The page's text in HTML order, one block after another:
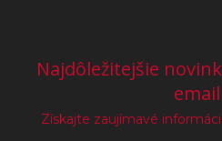
Najdôležitejšie
email
Získajte zaujímavé